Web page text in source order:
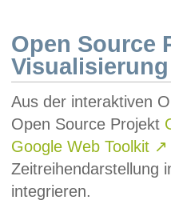
Open Source
Visualisierung
Aus der interaktiven
Open Source Projekt
Google Web Toolkit ↗
Zeitreihendarstellung
integrieren.